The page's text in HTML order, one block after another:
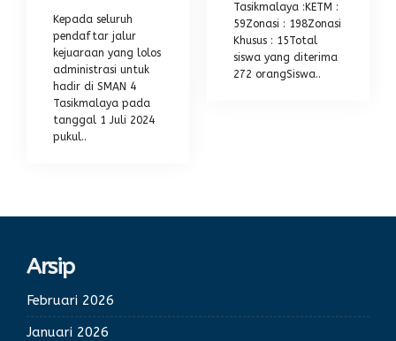
Kepada seluruh
pendaftar jalur
kejuaraan yang lolos
administrasi untuk
hadir di SMAN 4
Tasikmalaya pada
tanggal 1 Juli 2024
pukul..
Tasikmalaya :KETM :
59Zonasi : 198Zonasi
Khusus : 15Total
siswa yang diterima
272 orangSiswa..
Arsip
Februari 2026
Januari 2026